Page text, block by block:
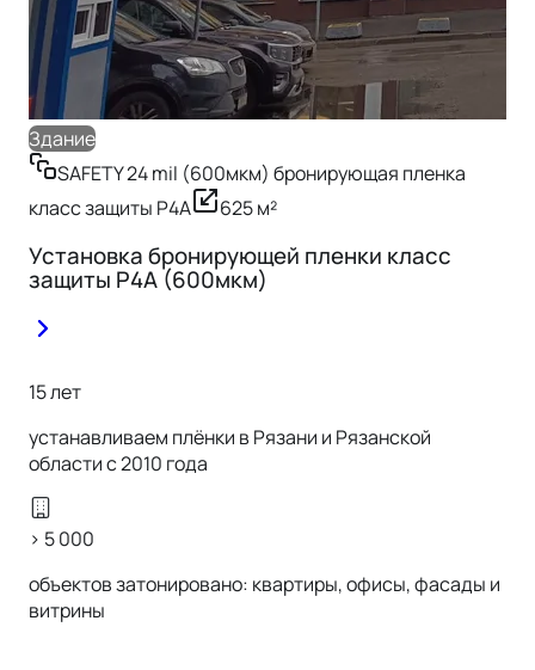
Здание
SAFETY 24 mil (600мкм) бронирующая пленка
класс защиты Р4А
625м²
Установка бронирующей пленки класс
защиты Р4А (600мкм)
15 лет
устанавливаем плёнки в Рязани и Рязанской
области с 2010 года
> 5 000
объектов затонировано: квартиры, офисы, фасады и
витрины